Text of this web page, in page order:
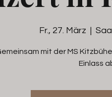
Fr., 27. März
  |
mit der MS
Einlass